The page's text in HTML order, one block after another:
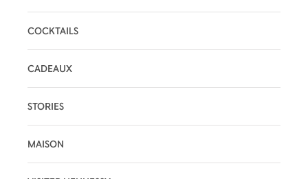
COCKTAILS
CADEAUX
STORIES
MAISON